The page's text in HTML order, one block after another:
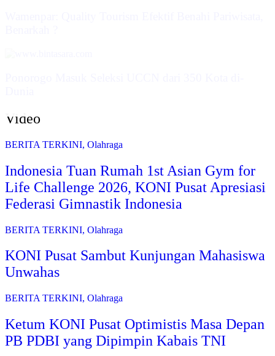
Video
BERITA TERKINI, Olahraga
Indonesia Tuan Rumah 1st Asian Gym for
Life Challenge 2026, KONI Pusat Apresiasi
Federasi Gimnastik Indonesia
BERITA TERKINI, Olahraga
KONI Pusat Sambut Kunjungan Mahasiswa
Unwahas
BERITA TERKINI, Olahraga
Ketum KONI Pusat Optimistis Masa Depan
PB PDBI yang Dipimpin Kabais TNI